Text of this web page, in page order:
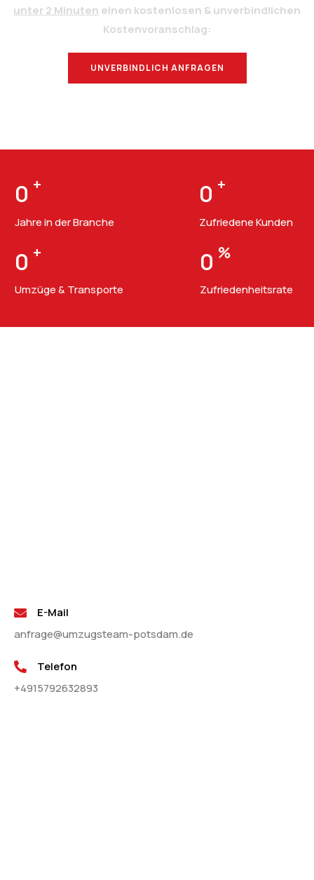
unter 2 Minuten einen kostenlosen & unverbindlichen
Kostenvoranschlag:
UNVERBINDLICH ANFRAGEN
0 +
Jahre in der Branche
0 +
Zufriedene Kunden
0 +
Umzüge & Transporte
0 %
Zufriedenheitsrate
E-Mail
anfrage@umzugsteam-potsdam.de
Telefon
+4915792632893